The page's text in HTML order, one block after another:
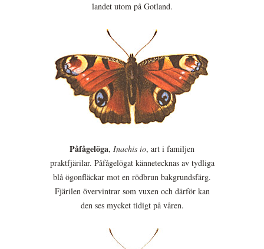
landet utom på Gotland.
Påfågelöga, Inachis io, art i familjen
praktfjärilar. Påfågelögat kännetecknas av tydliga
blå ögonfläckar mot en rödbrun bakgrundsfärg.
Fjärilen övervintrar som vuxen och därför kan
den ses mycket tidigt på våren.